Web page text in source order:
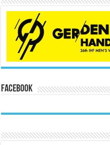
Facebook